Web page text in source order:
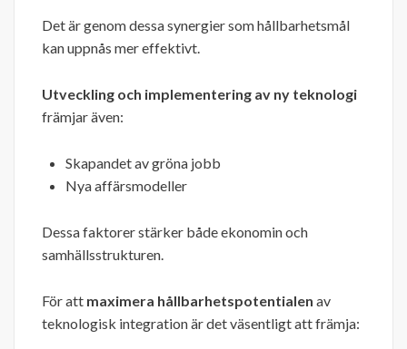
Det är genom dessa synergier som hållbarhetsmål
kan uppnås mer effektivt.
Utveckling och implementering av ny teknologi
främjar även:
Skapandet av gröna jobb
Nya affärsmodeller
Dessa faktorer stärker både ekonomin och
samhällsstrukturen.
För att maximera hållbarhetspotentialen av
teknologisk integration är det väsentligt att främja: